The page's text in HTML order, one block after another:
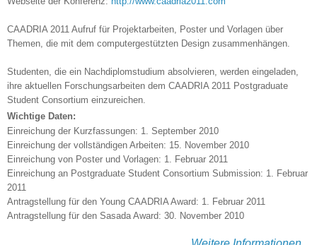
CAADRIA 2011 Aufruf für Projektarbeiten, Poster und Vorlagen über
Themen, die mit dem computergestützten Design zusammenhängen.
Studenten, die ein Nachdiplomstudium absolvieren, werden eingeladen,
ihre aktuellen Forschungsarbeiten dem CAADRIA 2011 Postgraduate
Student Consortium einzureichen.
Wichtige Daten:
Einreichung der Kurzfassungen: 1. September 2010
Einreichung der vollständigen Arbeiten: 15. November 2010
Einreichung von Poster und Vorlagen: 1. Februar 2011
Einreichung an Postgraduate Student Consortium Submission: 1. Februar
2011
Antragstellung für den Young CAADRIA Award: 1. Februar 2011
Antragstellung für den Sasada Award: 30. November 2010